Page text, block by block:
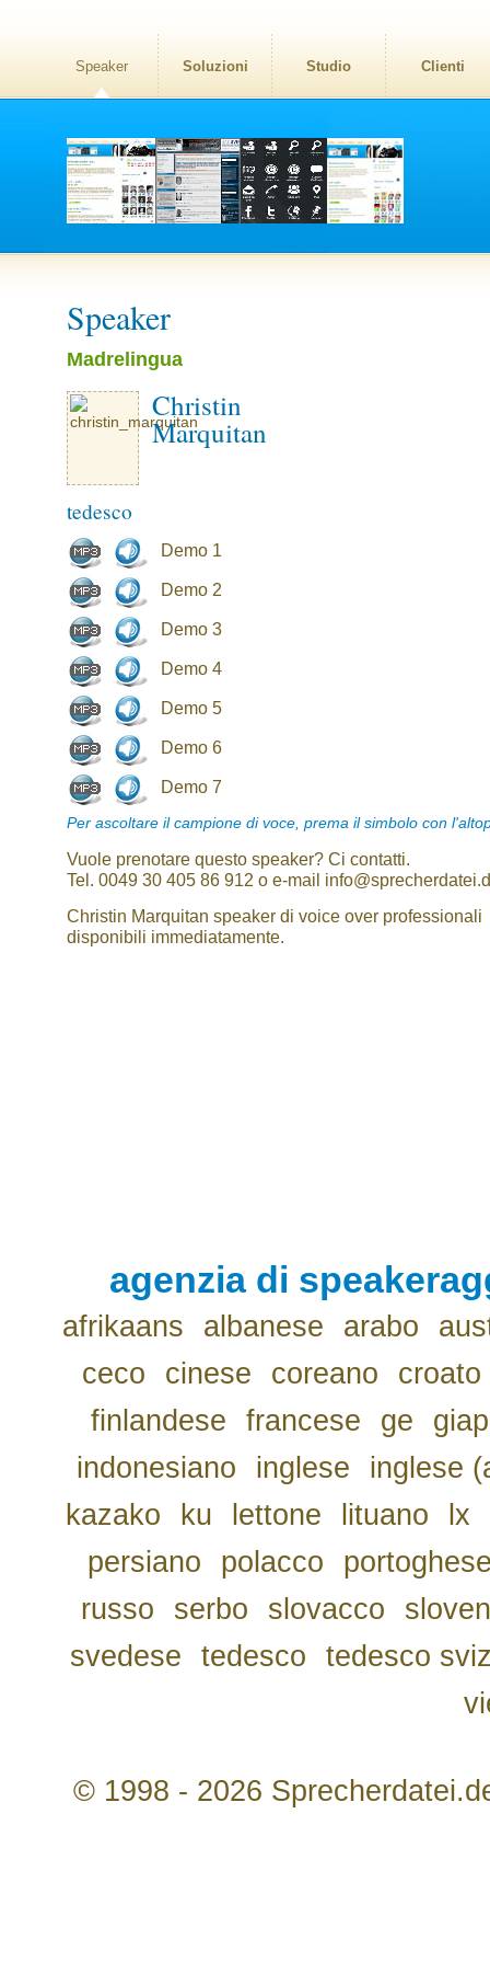
Speaker Soluzioni Studio Clienti
Speaker
Madrelingua
Christin
Marquitan
tedesco
Demo 1
Demo 2
Demo 3
Demo 4
Demo 5
Demo 6
Demo 7
Per ascoltare il campione di voce, prema il simbolo con
Vuole prenotare questo speaker? Ci contatti.
Tel. 0049 30 405 86 912 o e-mail
Christin Marquitan speaker di voice over professionali
disponibili immediatamente.
agenzia di
afrikaans albanese arabo
ceco
cinese coreano
croato
finlandese
francese ge
indonesiano
inglese
inglese
kazako
ku lettone lituano lx
persiano
polacco
russo
serbo slovacco
svedese
tedesco
tedesco
© 1998 - 2026